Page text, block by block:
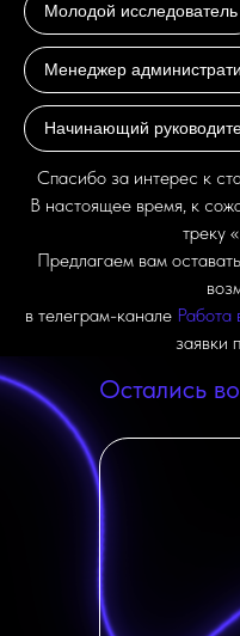
Молодой исследователь
Менеджер
Начинающий
Спасибо за интерес к
В настоящее время, к
треку
Предлагаем вам
в телеграм-канале
заявки
Остались